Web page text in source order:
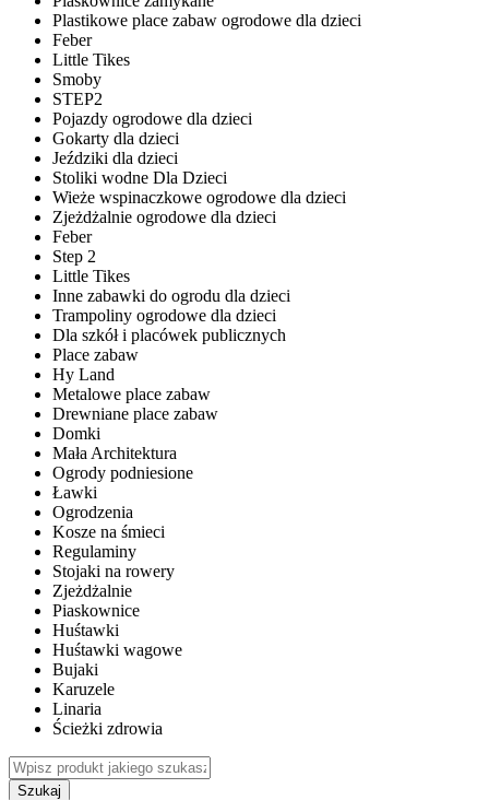
Plastikowe place zabaw ogrodowe dla dzieci
Feber
Little Tikes
Smoby
STEP2
Pojazdy ogrodowe dla dzieci
Gokarty dla dzieci
Jeździki dla dzieci
Stoliki wodne Dla Dzieci
Wieże wspinaczkowe ogrodowe dla dzieci
Zjeżdżalnie ogrodowe dla dzieci
Feber
Step 2
Little Tikes
Inne zabawki do ogrodu dla dzieci
Trampoliny ogrodowe dla dzieci
Dla szkół i placówek publicznych
Place zabaw
Hy Land
Metalowe place zabaw
Drewniane place zabaw
Domki
Mała Architektura
Ogrody podniesione
Ławki
Ogrodzenia
Kosze na śmieci
Regulaminy
Stojaki na rowery
Zjeżdżalnie
Piaskownice
Huśtawki
Huśtawki wagowe
Bujaki
Karuzele
Linaria
Ścieżki zdrowia
Szukaj